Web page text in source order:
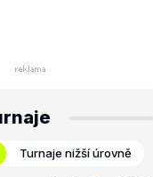
Turnaje nižší úrovně